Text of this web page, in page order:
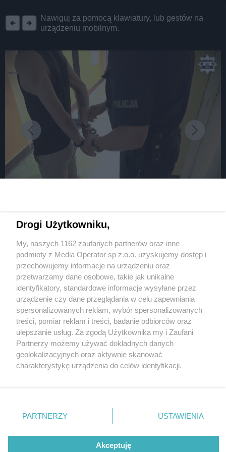
Nawiguj za pomocą klawiatury, lub gestów na
urządzeniu mobilnym.
24-latek obrobił ośrodek wypoczynkowy i ukrywał
się… u swojej dziewczyny. Taka z niego dobra
partia?
3 / 4
Rogoźnik. Włamanie do
ośrodka wypoczynkowego i
kradzież. Zatrzymanie
podejrzanego. 27 maja 2026
Wydawca mediów lokalnych
Nie zapomnij
zapoznać się z:
polityką prywatności
Twojemiasto
Piekary Śląskie
Chorzów
Tarnowskie Góry
Gliwice
Skontakuj sięz nami
Kontakt
Redakcja
Newsletter
Drogi Użytkowniku,
My, naszych 1162 zaufanych partnerów oraz inne
podmioty z Media Operator sp z.o.o. uzyskujemy dostęp i
przechowujemy informacje na urządzeniu oraz
przetwarzamy dane osobowe, takie jak unikalne
identyfikatory, standardowe informacje wysyłane przez
urządzenie czy dane przeglądania w celu zapewniania
spersonalizowanych reklam, wybór spersonalizowanych
treści, pomiar reklam i treści, badanie odbiorców oraz
ulepszanie usług. Za zgodą Użytkownika my i Zaufani
Partnerzy możemy używać dokładnych danych
geolokalizacyjnych oraz aktywnie skanować
charakterystykę urządzenia do celów identyfikacji.
zmienić/wycofać klikając przycisk ustawień prywatności
znajdujący się w lewym dolnym rogu strony
rodzaje przetwarzania danych nie wymagają zgody
użytkownika, ale masz prawo sprzeciwić się takiemu
PARTNERZY USTAWIENIA
Akceptuję